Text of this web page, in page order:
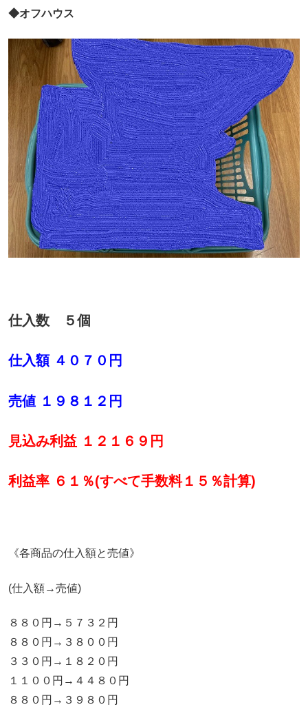
◆オフハウス
仕入数 ５個
仕入額 ４０７０円
売値 １９８１２円
見込み利益 １２１６９円
利益率 ６１％(すべて手数料１５％計算)
《各商品の仕入額と売値》
(仕入額→売値)
８８０円→５７３２円
８８０円→３８００円
３３０円→１８２０円
１１００円→４４８０円
８８０円→３９８０円